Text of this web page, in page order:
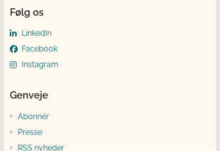
Følg os
LinkedIn
Facebook
Instagram
Genveje
Abonnér
Presse
RSS nyheder